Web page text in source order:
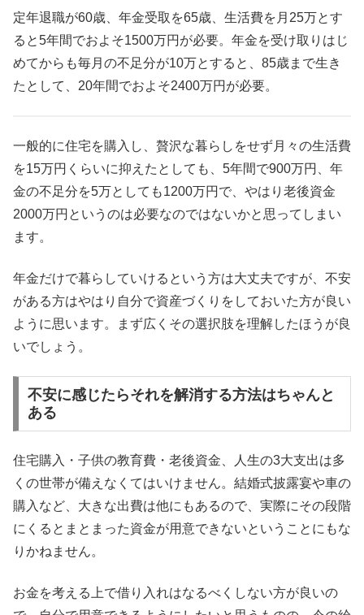
定年退職が60歳、年金受取を65歳、生活費を月25万とす
ると5年間でおよそ1500万円が必要。年金を受け取りはじ
めてからも毎月の不足分が10万とすると、85歳まで生き
たとして、20年間でおよそ2400万円が必要。
一般的に住宅を購入し、贅沢な暮らしをせず月々の生活費
を15万円くらいに抑えたとしても、5年間で900万円、年
金の不足分を5万としても1200万円で、やはり老後資金
2000万円というのは必要なのではないかと思ってしまい
ます。
年金だけで暮らしていけるという方は大丈夫ですが、不安
がある方はやはり自分で資産づくりをしておいた方が良い
ように思います。まず広くその選択肢を理解したほうが良
いでしょう。
不安に感じたらそれを解消する方法はちゃんと
ある
住宅購入・子供の教育費・老後資金、人生の3大支出は多
くの世帯が備えなくてはいけません。結婚式披露宴や車の
購入など、大きな出費は他にもあるので、実際にその段階
にくるとまとまった資金が用意できないということにもな
りかねません。
お金を考える上で借り入れはなるべくしない方が良いの